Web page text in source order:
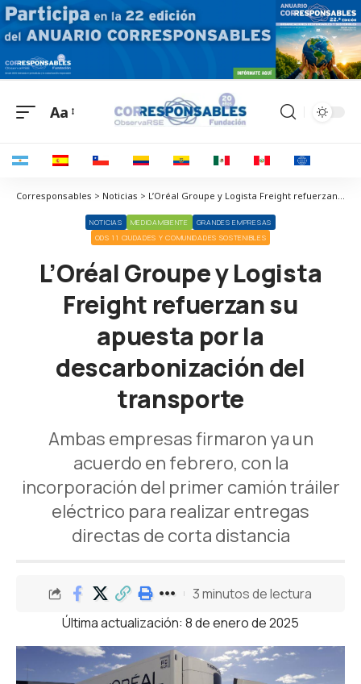
Aa
Corresponsables > Noticias > L’Oréal Groupe y Logista Freight refuerzan su apuesta por la descarbonización del transporte
NOTICIAS MEDIOAMBIENTE
GRANDES EMPRESAS
ODS 11 CIUDADES Y COMUNIDADES SOSTENIBLES
L’Oréal Groupe y Logista
Freight refuerzan su
apuesta por la
descarbonización del
transporte
Ambas empresas firmaron ya un
acuerdo en febrero, con la
incorporación del primer camión tráiler
eléctrico para realizar entregas
directas de corta distancia
Última actualización: 8 de enero de 2025
3 minutos de lectura